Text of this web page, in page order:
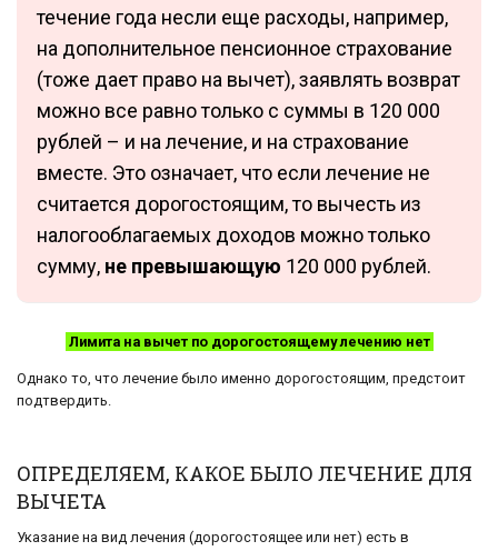
течение года несли еще расходы, например,
на дополнительное пенсионное страхование
(тоже дает право на вычет), заявлять возврат
можно все равно только с суммы в 120 000
рублей – и на лечение, и на страхование
вместе. Это означает, что если лечение не
считается дорогостоящим, то вычесть из
налогооблагаемых доходов можно только
сумму, не превышающую 120 000 рублей.
Лимита на вычет по дорогостоящему лечению нет
Однако то, что лечение было именно дорогостоящим, предстоит
подтвердить.
ОПРЕДЕЛЯЕМ, КАКОЕ БЫЛО ЛЕЧЕНИЕ ДЛЯ
ВЫЧЕТА
Указание на вид лечения (дорогостоящее или нет) есть в